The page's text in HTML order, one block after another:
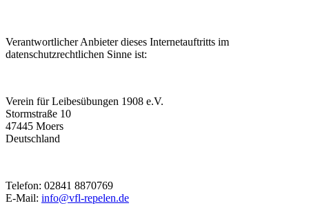
Verantwortlicher Anbieter dieses Internetauftritts im
datenschutzrechtlichen Sinne ist:
Verein für Leibesübungen 1908 e.V.
Stormstraße 10
47445 Moers
Deutschland
Telefon: 02841 8870769
E-Mail: info@vfl-repelen.de